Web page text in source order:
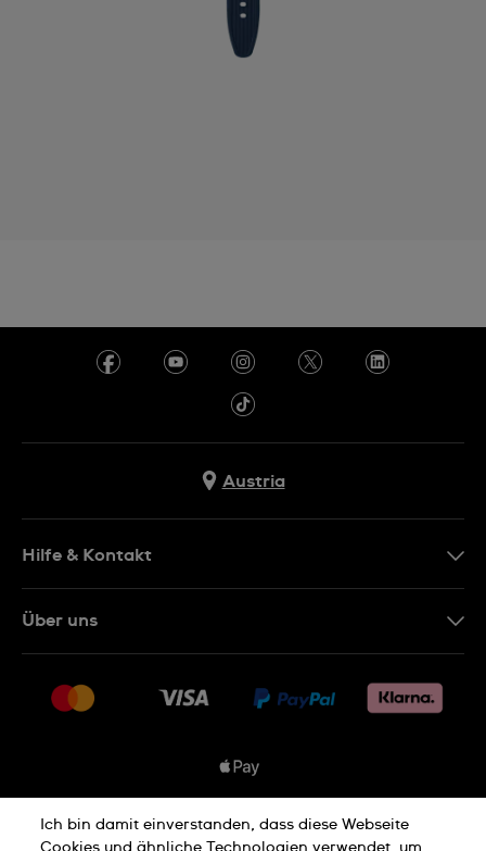
Austria
Hilfe & Kontakt
Rückgaberecht
Über uns
Jobs
Ich bin damit einverstanden, dass diese Webseite
Cookies und ähnliche Technologien verwendet, um